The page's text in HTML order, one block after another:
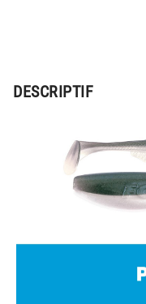
DESCRIPTIF